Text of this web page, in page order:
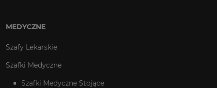
MEDYCZNE
Szafy Lekarskie
Szafki Medyczne
Szafki Medyczne Stojące